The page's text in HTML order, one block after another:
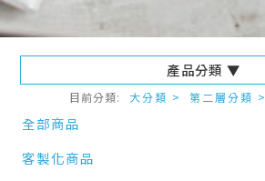
產品分類 ▼
目前分類: 大分類 > 第二層分類 >
全部商品
客製化商品